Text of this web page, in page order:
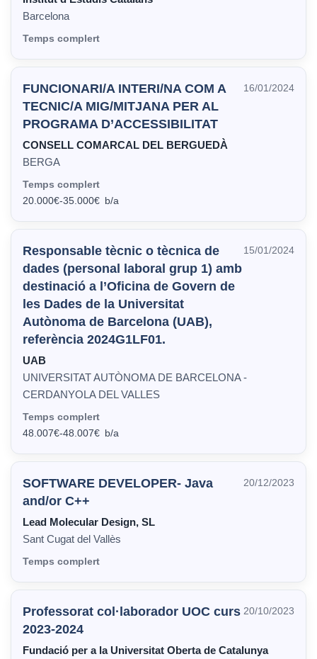
Barcelona
Temps complert
FUNCIONARI/A INTERI/NA COM A
TECNIC/A MIG/MITJANA PER AL
PROGRAMA D’ACCESSIBILITAT
16/01/2024
CONSELL COMARCAL DEL BERGUEDÀ
BERGA
Temps complert
20.000€-35.000€
Responsable tècnic o tècnica de
dades (personal laboral grup 1) amb
destinació a l’Oficina de Govern de
les Dades de la Universitat
Autònoma de Barcelona (UAB),
referència 2024G1LF01.
15/01/2024
UAB
UNIVERSITAT AUTÒNOMA DE BARCELONA -
CERDANYOLA DEL VALLES
Temps complert
48.007€-48.007€
SOFTWARE DEVELOPER- Java
and/or C++
20/12/2023
Lead Molecular Design, SL
Sant Cugat del Vallès
Temps complert
Professorat col·laborador UOC curs
2023-2024
20/10/2023
Fundació per a la Universitat Oberta de Catalunya